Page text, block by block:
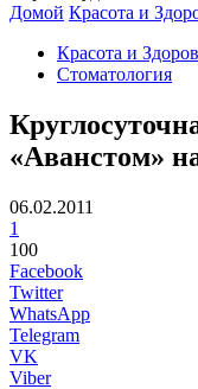
Домой Красота и
Красота и
Стоматология
«Аванстом»
06.02.2011
1
100
Facebook
Twitter
WhatsApp
Telegram
VK
Viber